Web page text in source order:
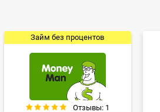
Займ без процентов
Отзывы: 1